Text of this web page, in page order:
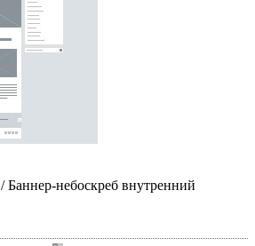
/ Баннер-небоскреб внутренний